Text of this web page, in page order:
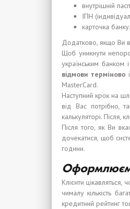
внутрішній
ІПН
карточка банку.
Додатково, якщо Ви
Щоб уникнути
українським банком
відмови терміново
MasterCard.
Наступний крок на
від Вас потрібно,
калькуляторі. Після,
Після того, як Ви
дочекатися, щоб
години.
Клієнти
чималу кількість
кредитний рейтинг